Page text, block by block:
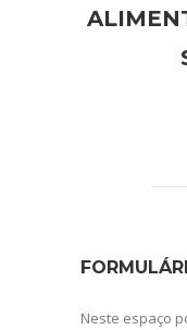
Neste espaço